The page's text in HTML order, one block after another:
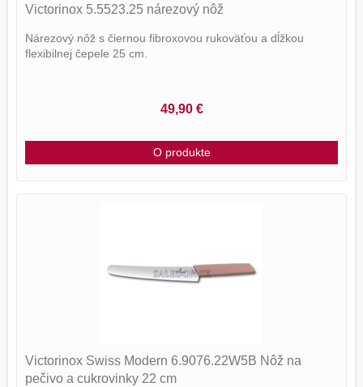
Victorinox 5.5523.25 nárezový nôž
Nárezový nôž s čiernou fibroxovou rukoväťou a dĺžkou
flexibilnej čepele 25 cm.
49,90 €
O produkte
Victorinox Swiss Modern 6.9076.22W5B Nôž na
pečivo a cukrovinky 22 cm